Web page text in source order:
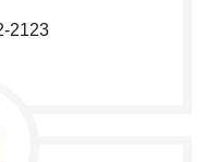
2123​​​​​​​